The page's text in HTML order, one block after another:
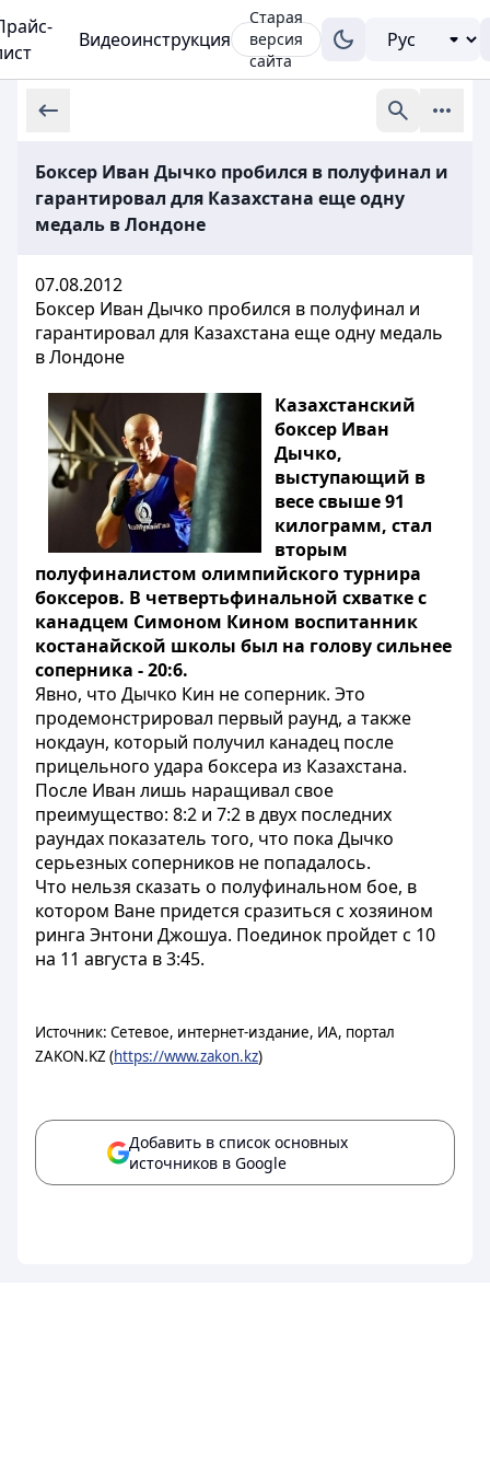
Видеоинструкция
Старая
версия
сайта
Боксер Иван Дычко пробился в полуфинал и
гарантировал для Казахстана еще одну
медаль в Лондоне
07.08.2012
Боксер Иван Дычко пробился в полуфинал и
гарантировал для Казахстана еще одну медаль
в Лондоне
Казахстанский
боксер Иван
Дычко,
выступающий в
весе свыше 91
килограмм, стал
вторым
полуфиналистом олимпийского турнира
боксеров. В четвертьфинальной схватке с
канадцем Симоном Кином воспитанник
костанайской школы был на голову сильнее
соперника - 20:6.
Явно, что Дычко Кин не соперник. Это
продемонстрировал первый раунд, а также
нокдаун, который получил канадец после
прицельного удара боксера из Казахстана.
После Иван лишь наращивал свое
преимущество: 8:2 и 7:2 в двух последних
раундах показатель того, что пока Дычко
серьезных соперников не попадалось.
Что нельзя сказать о полуфинальном бое, в
котором Ване придется сразиться с хозяином
ринга Энтони Джошуа. Поединок пройдет с 10
на 11 августа в 3:45.
Источник: Сетевое, интернет-издание, ИА, портал
ZAKON.KZ (https://www.zakon.kz)
Добавить в список основных
источников в Google